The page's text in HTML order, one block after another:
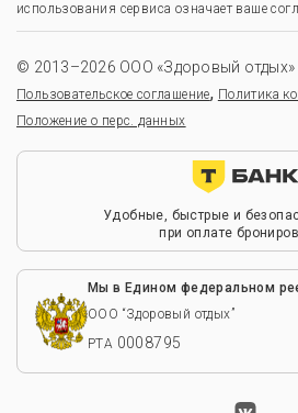
использования сервиса означает ваше
© 2013–2026 ООО «Здоровый отдых»
Пользовательское соглашение, Политика
Положение о перс. данных
Удобные, быстрые и
при оплате
Мы в Едином федеральном
ООО “Здоровый отдых”
РТА 0008795